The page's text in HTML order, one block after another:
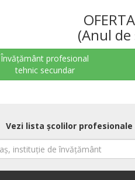
(Anul
Învățământ profesional
tehnic secundar
Vezi lista școlilor